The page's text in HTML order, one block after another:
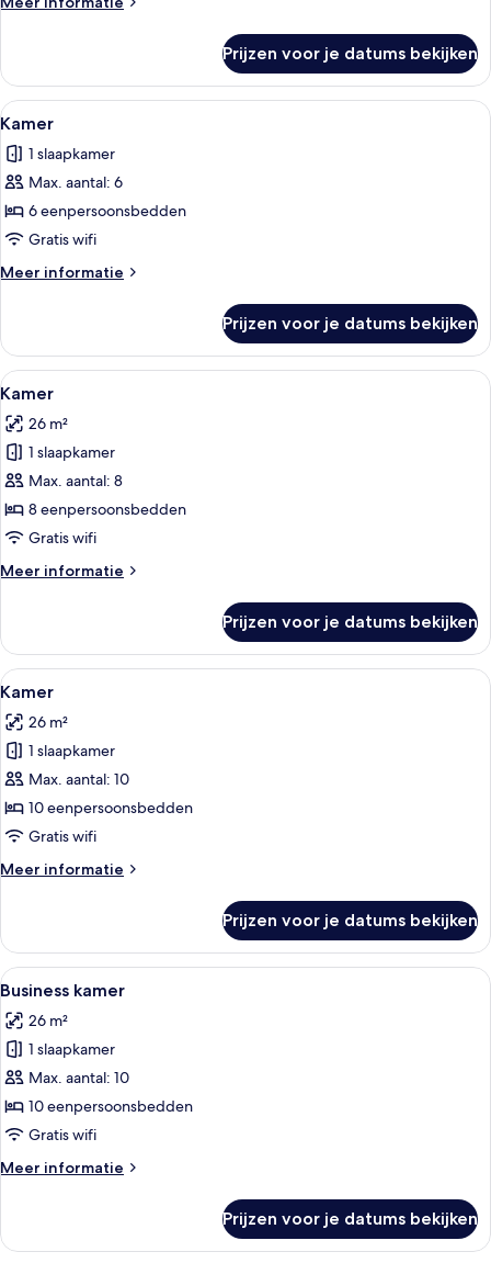
Prijzen voor je datums bekijken
Alle
foto's
voor
Kamer
laden
Een studentenkamer met
6
Kamer
1 slaapkamer
Max. aantal: 6
6 eenpersoonsbedden
Gratis wifi
Meer informatie
Meer
Prijzen voor je datums bekijken
Alle
foto's
voor
Kamer
laden
Een gang met stapelbedden, een
5
Kamer
26 m²
1 slaapkamer
Max. aantal: 8
8 eenpersoonsbedden
Gratis wifi
Meer informatie
Meer
Prijzen voor je datums bekijken
Alle
foto's
voor
Kamer
laden
7
Kamer
26 m²
1 slaapkamer
Max. aantal: 10
10 eenpersoonsbedden
Gratis wifi
Meer informatie
Meer
Prijzen voor je datums bekijken
Alle
foto's
voor
Business
kamer
laden
5
Business kamer
26 m²
1 slaapkamer
Max. aantal: 10
10 eenpersoonsbedden
Gratis wifi
Meer informatie
Meer
kamer
Prijzen voor je datums bekijken